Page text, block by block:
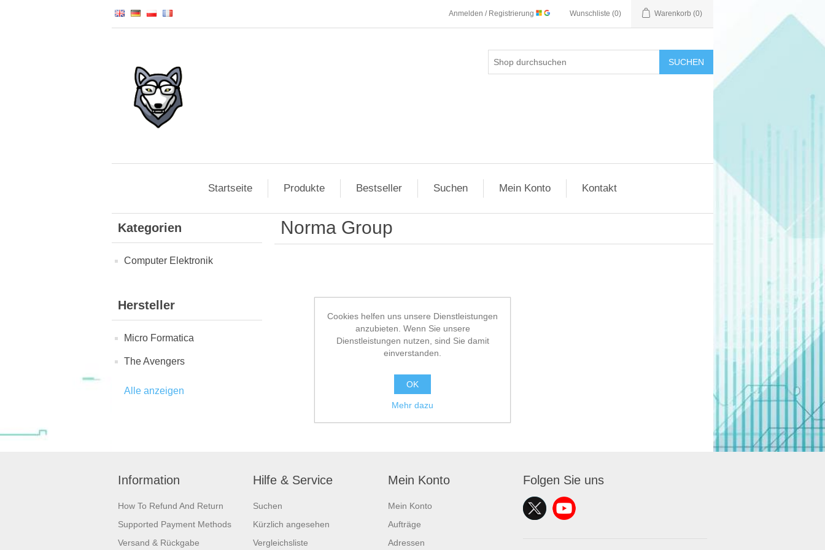
Anmelden / Registrierung Wunschliste (0) Warenkorb (0)
SUCHEN
Startseite Produkte Bestseller Suchen Mein Konto Kontakt
Kategorien
Computer Elektronik
Hersteller
Micro Formatica
The Avengers
Alle anzeigen
Norma Group
Information
How To Refund And Return
Supported Payment Methods
Versand & Rückgabe
Hilfe & Service
Suchen
Kürzlich angesehen
Vergleichsliste
Mein Konto
Mein Konto
Aufträge
Adressen
Folgen Sie uns
Cookies helfen uns unsere Dienstleistungen
anzubieten. Wenn Sie unsere
Dienstleistungen nutzen, sind Sie damit
einverstanden.
OK
Mehr dazu